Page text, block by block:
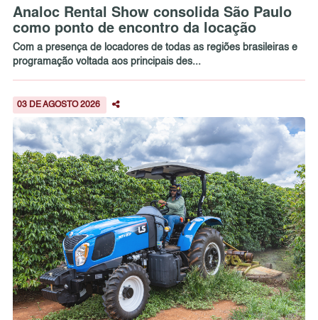
Analoc Rental Show consolida São Paulo
como ponto de encontro da locação
Com a presença de locadores de todas as regiões brasileiras e
programação voltada aos principais des...
03 DE AGOSTO 2026